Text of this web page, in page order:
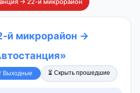
й микрорайон →
Выходные ⏳ Скрыть прошедшие